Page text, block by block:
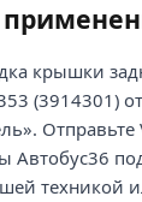
крышки
(3914301)
Автобус36
техникой